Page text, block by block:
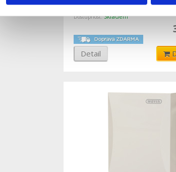
teploty podlahy
Dostupnost:Skladem
Detail